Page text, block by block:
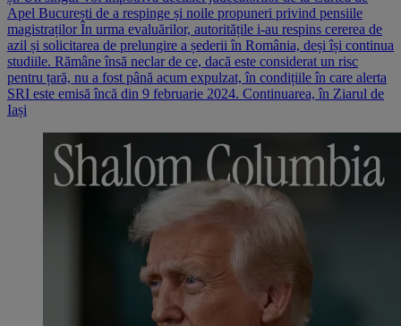
Apel București de a respinge și noile propuneri privind pensiile
magistraților În urma evaluărilor, autoritățile i-au respins cererea de
azil și solicitarea de prelungire a șederii în România, deși își continua
studiile. Rămâne însă neclar de ce, dacă este considerat un risc
pentru țară, nu a fost până acum expulzat, în condițiile în care alerta
SRI este emisă încă din 9 februarie 2024. Continuarea, în Ziarul de
Iași